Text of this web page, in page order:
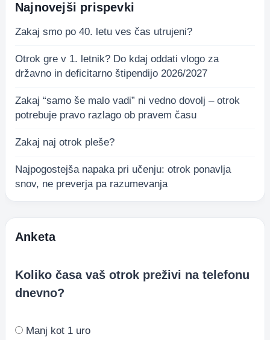
Najnovejši prispevki
Zakaj smo po 40. letu ves čas utrujeni?
Otrok gre v 1. letnik? Do kdaj oddati vlogo za
državno in deficitarno štipendijo 2026/2027
Zakaj “samo še malo vadi” ni vedno dovolj – otrok
potrebuje pravo razlago ob pravem času
Zakaj naj otrok pleše?
Najpogostejša napaka pri učenju: otrok ponavlja
snov, ne preverja pa razumevanja
Anketa
Koliko časa vaš otrok preživi na telefonu
dnevno?
Manj kot 1 uro